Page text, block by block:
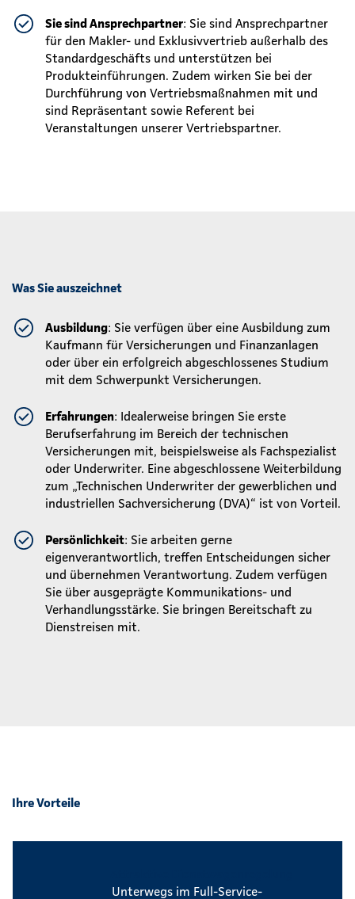
Sie sind Ansprechpartner: Sie sind Ansprechpartner
für den Makler- und Exklusivvertrieb außerhalb des
Standardgeschäfts und unterstützen bei
Produkteinführungen. Zudem wirken Sie bei der
Durchführung von Vertriebsmaßnahmen mit und
sind Repräsentant sowie Referent bei
Veranstaltungen unserer Vertriebspartner.
Was Sie auszeichnet
Ausbildung: Sie verfügen über eine Ausbildung zum
Kaufmann für Versicherungen und Finanzanlagen
oder über ein erfolgreich abgeschlossenes Studium
mit dem Schwerpunkt Versicherungen.
Erfahrungen: Idealerweise bringen Sie erste
Berufserfahrung im Bereich der technischen
Versicherungen mit, beispielsweise als Fachspezialist
oder Underwriter. Eine abgeschlossene Weiterbildung
zum „Technischen Underwriter der gewerblichen und
industriellen Sachversicherung (DVA)“ ist von Vorteil.
Persönlichkeit: Sie arbeiten gerne
eigenverantwortlich, treffen Entscheidungen sicher
und übernehmen Verantwortung. Zudem verfügen
Sie über ausgeprägte Kommunikations- und
Verhandlungsstärke. Sie bringen Bereitschaft zu
Dienstreisen mit.
Ihre Vorteile
Unterwegs im Full-Service-